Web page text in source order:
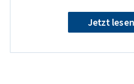
Jetzt lesen